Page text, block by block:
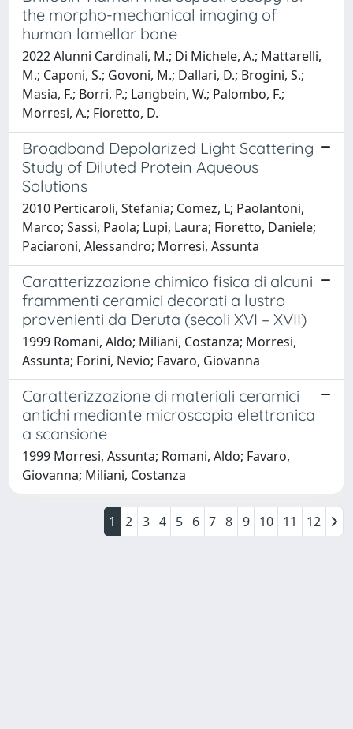
the morpho-mechanical imaging of
human lamellar bone
2022 Alunni Cardinali, M.; Di Michele, A.; Mattarelli,
M.; Caponi, S.; Govoni, M.; Dallari, D.; Brogini, S.;
Masia, F.; Borri, P.; Langbein, W.; Palombo, F.;
Morresi, A.; Fioretto, D.
Broadband Depolarized Light Scattering
Study of Diluted Protein Aqueous
Solutions
2010 Perticaroli, Stefania; Comez, L; Paolantoni,
Marco; Sassi, Paola; Lupi, Laura; Fioretto, Daniele;
Paciaroni, Alessandro; Morresi, Assunta
Caratterizzazione chimico fisica di alcuni
frammenti ceramici decorati a lustro
provenienti da Deruta (secoli XVI – XVII)
1999 Romani, Aldo; Miliani, Costanza; Morresi,
Assunta; Forini, Nevio; Favaro, Giovanna
Caratterizzazione di materiali ceramici
antichi mediante microscopia elettronica
a scansione
1999 Morresi, Assunta; Romani, Aldo; Favaro,
Giovanna; Miliani, Costanza
1 2 3 4 5 6 7 8 9 10 11 12